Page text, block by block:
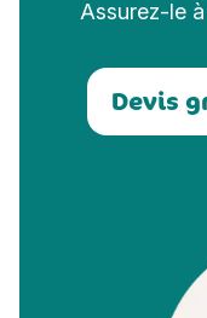
Assurez-le
Devis